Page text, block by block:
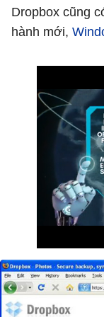
Dropbox cũng
hành mới,